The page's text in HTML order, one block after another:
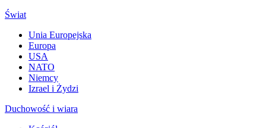
Świat
Unia Europejska
Europa
USA
NATO
Niemcy
Izrael i Żydzi
Duchowość i wiara